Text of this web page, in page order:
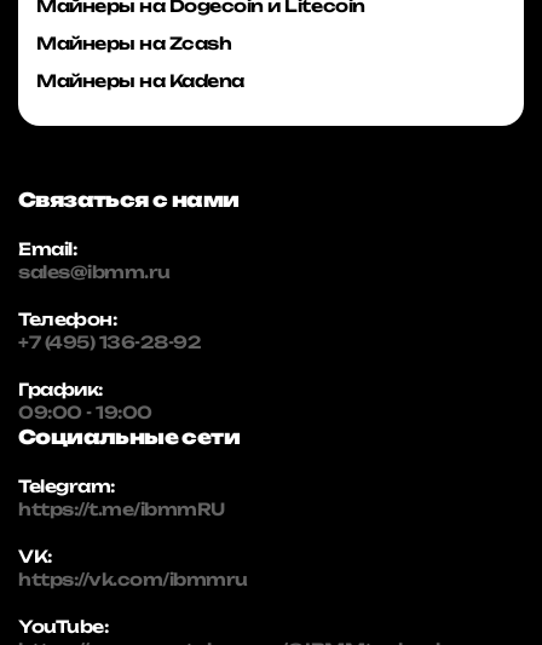
Майнеры на Dogecoin и Litecoin
Майнеры на Zcash
Майнеры на Kadena
Связаться с нами
Email:
sales@ibmm.ru
Телефон:
+7 (495) 136-28-92
График:
09:00 - 19:00
Социальные сети
Telegram:
https://t.me/ibmmRU
VK:
https://vk.com/ibmmru
YouTube: